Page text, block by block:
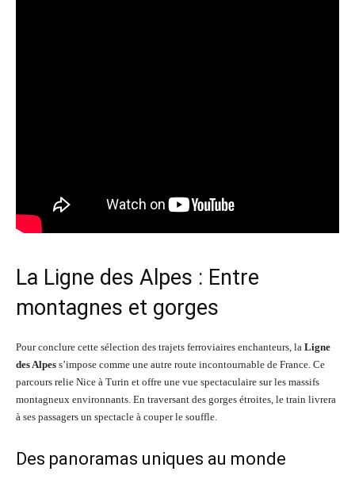
La Ligne des Alpes : Entre
montagnes et gorges
Pour conclure cette sélection des trajets ferroviaires enchanteurs, la Ligne
des Alpes s’impose comme une autre route incontournable de France. Ce
parcours relie Nice à Turin et offre une vue spectaculaire sur les massifs
montagneux environnants. En traversant des gorges étroites, le train livrera
à ses passagers un spectacle à couper le souffle.
Des panoramas uniques au monde